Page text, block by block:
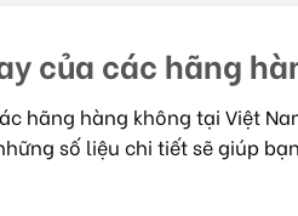
của các hãng
hãng hàng không tại Việt
số liệu chi tiết sẽ giúp